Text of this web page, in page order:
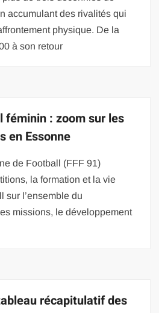
accumulant des rivalités qui
physique. De la
à son retour
féminin : zoom sur les
en Essonne
de Football (FFF 91)
la formation et la vie
sur l’ensemble du
missions, le développement
récapitulatif des